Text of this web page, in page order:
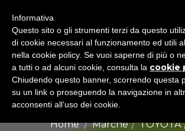
TOYOTA
Home Marche TOYOTA
Informativa
Questo sito o gli strumenti terzi da questo
di cookie necessari al funzionamento ed utili
nella cookie policy. Se vuoi saperne di più o
a tutti o ad alcuni cookie, consulta la cookie
Chiudendo questo banner, scorrendo questa
su un link o proseguendo la navigazione in
acconsenti all’uso dei cookie.